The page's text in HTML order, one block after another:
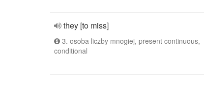
they [to miss]
3. osoba liczby mnogiej, present continuous,
conditional